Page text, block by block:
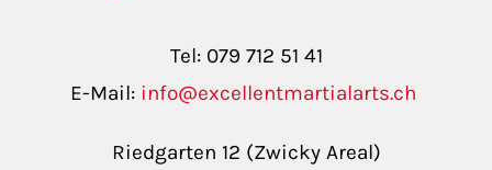
Tel: 079 712 51 41
E-Mail: info@excellentmartialarts.ch
Riedgarten 12 (Zwicky Areal)